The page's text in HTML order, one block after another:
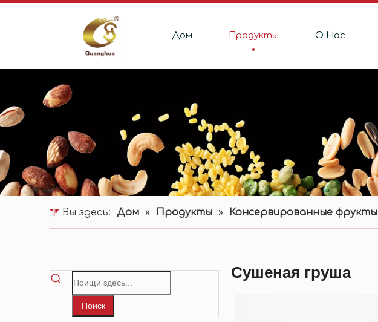
Дом Продукты О Hас
Вы здесь: Дом » Продукты » Консервированные фрукты
Поиск
Сушеная груша